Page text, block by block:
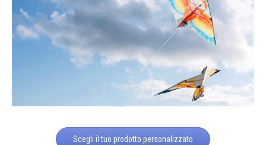
Scegli il tuo prodotto personalizzato